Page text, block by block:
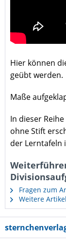
Hier können
geübt werden.
Maße
In dieser
ohne Stift
der Lerntafeln
Fragen zum
Weitere